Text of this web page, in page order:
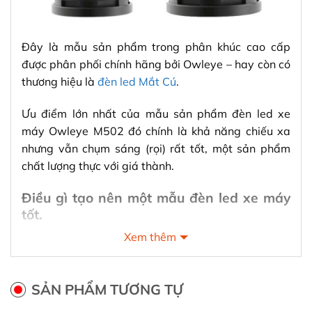
Đây là mẫu sản phẩm trong phân khúc cao cấp
được phân phối chính hãng bởi Owleye – hay còn có
thương hiệu là đèn led Mắt Cú.
Ưu điểm lớn nhất của mẫu sản phẩm đèn led xe
máy Owleye M502 đó chính là khả năng chiếu xa
nhưng vẫn chụm sáng (rọi) rất tốt, một sản phẩm
chất lượng thực với giá thành.
Điều gì tạo nên một mẫu đèn led xe máy
tốt.
Là hãng phân phối chuyên về đèn led ô tô và xe
máy, Mắt Cú tự tin nói rằng chúng tôi có rất nhiều
và lắp đặt các dòng sản phẩm đèn led xe máy trên
Xem thêm
SẢN PHẨM TƯƠNG TỰ